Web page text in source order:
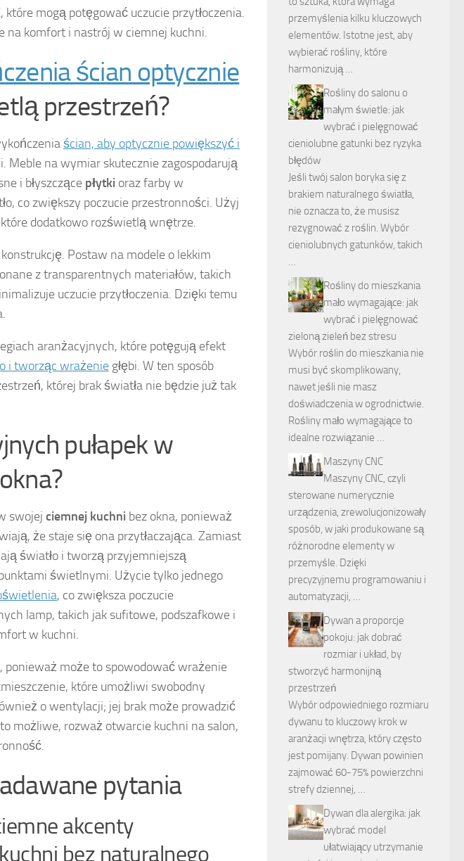
mogą potęgować uczucie przytłoczenia.
na komfort i nastrój w ciemnej kuchni.
ścian optycznie
przestrzeń?
ścian, aby optycznie powiększyć i
Meble na wymiar skutecznie zagospodarują
i błyszczące płytki oraz farby w
co zwiększy poczucie przestronności. Użyj
dodatkowo rozświetlą wnętrze.
Postaw na modele o lekkim
z transparentnych materiałów, takich
uczucie przytłoczenia. Dzięki temu
aranżacyjnych, które potęgują efekt
i tworząc wrażenie głębi. W ten sposób
której brak światła nie będzie już tak
pułapek w
swojej ciemnej kuchni bez okna, ponieważ
że staje się ona przytłaczająca. Zamiast
światło i tworzą przyjemniejszą
świetlnymi. Użycie tylko jednego
, co zwiększa poczucie
lamp, takich jak sufitowe, podszafkowe i
w kuchni.
ponieważ może to spowodować wrażenie
które umożliwi swobodny
o wentylacji; jej brak może prowadzić
możliwe, rozważ otwarcie kuchni na salon,
pytania
akcenty
bez naturalnego
przemyślenia kilku kluczowych
elementów. Istotne jest, aby
wybierać rośliny, które
harmonizują …
Rośliny do salonu o
małym świetle: jak
wybrać i pielęgnować
cieniolubne gatunki bez ryzyka
błędów
Jeśli twój salon boryka się z
brakiem naturalnego światła,
nie oznacza to, że musisz
rezygnować z roślin. Wybór
cieniolubnych gatunków, takich
…
Rośliny do mieszkania
mało wymagające: jak
wybrać i pielęgnować
zieloną zieleń bez stresu
Wybór roślin do mieszkania nie
musi być skomplikowany,
nawet jeśli nie masz
doświadczenia w ogrodnictwie.
Rośliny mało wymagające to
idealne rozwiązanie …
Maszyny CNC
Maszyny CNC, czyli
sterowane numerycznie
urządzenia, zrewolucjonizowały
sposób, w jaki produkowane są
różnorodne elementy w
przemyśle. Dzięki
precyzyjnemu programowaniu i
automatyzacji, …
Dywan a proporcje
pokoju: jak dobrać
rozmiar i układ, by
stworzyć harmonijną
przestrzeń
Wybór odpowiedniego rozmiaru
dywanu to kluczowy krok w
aranżacji wnętrza, który często
jest pomijany. Dywan powinien
zajmować 60-75% powierzchni
strefy dziennej, …
Dywan dla alergika: jak
wybrać model
ułatwiający utrzymanie